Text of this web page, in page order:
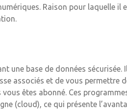
Raison pour laquelle il
une base de données sécurisée.
associés et de vous permettre
êtes abonné. Ces
(cloud), ce qui présente